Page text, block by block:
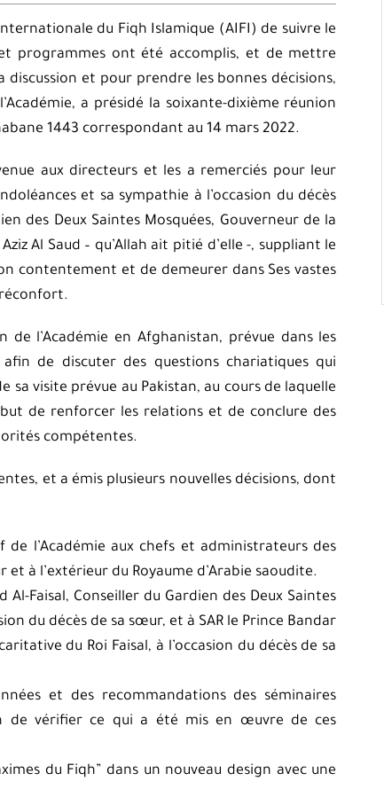
du Fiqh Islamique (AIFI) de suivre le
programmes ont été accomplis, et de mettre
et pour prendre les bonnes décisions,
a présidé la soixante-dixième réunion
1443 correspondant au 14 mars 2022.
aux directeurs et les a remerciés pour leur
et sa sympathie à l’occasion du décès
des Deux Saintes Mosquées, Gouverneur de la
Al Saud – qu’Allah ait pitié d’elle -, suppliant le
contentement et de demeurer dans Ses vastes
l’Académie en Afghanistan, prévue dans les
de discuter des questions chariatiques qui
sa visite prévue au Pakistan, au cours de laquelle
de renforcer les relations et de conclure des
compétentes.
et a émis plusieurs nouvelles décisions, dont
l’Académie aux chefs et administrateurs des
et à l’extérieur du Royaume d’Arabie saoudite.
Faisal, Conseiller du Gardien des Deux Saintes
du décès de sa sœur, et à SAR le Prince Bandar
du Roi Faisal, à l’occasion du décès de sa
et des recommandations des séminaires
de vérifier ce qui a été mis en œuvre de ces
du Fiqh” dans un nouveau design avec une